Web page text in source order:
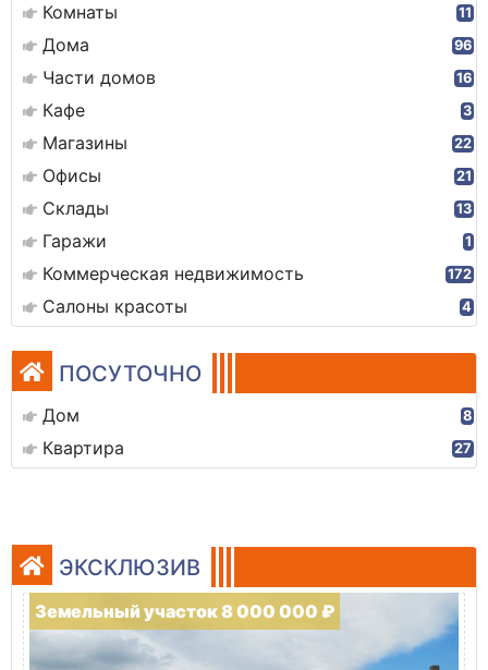
Комнаты 11
Дома 96
Части домов 16
Кафе 3
Магазины 22
Офисы 21
Склады 13
Гаражи 1
Коммерческая недвижимость 172
Салоны красоты 4
ПОСУТОЧНО
Дом 8
Квартира 27
ЭКСКЛЮЗИВ
Земельный участок 8 000 000 ₽